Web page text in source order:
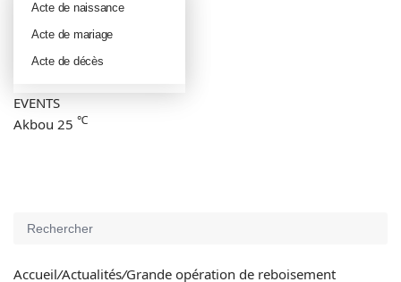
Acte de naissance
Acte de mariage
Acte de décès
EVENTS
Akbou 25 ℃
latérale)
skin
Rechercher
Accueil/Actualités/Grande opération de reboisement